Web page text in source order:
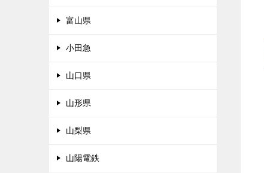
富山県
小田急
山口県
山形県
山梨県
山陽電鉄